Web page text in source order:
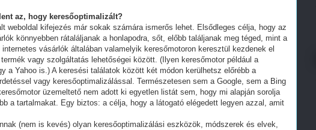
az, hogy keresőoptimalizált?
weboldal kifejezés már sokak számára ismerős lehet. Elsődleges célja, hogy az
könnyebben rátaláljanak a honlapodra, sőt, előbb találjanak meg téged, mint a
vásárlók általában valamelyik keresőmotoron keresztül kezdenek el
vagy szolgáltatás lehetőségei között. (Ilyen keresőmotor például a
a Yahoo is.) A keresési találatok között két módon kerülhetsz előrébb a
vagy keresőoptimalizálással. Természetesen sem a Google, sem a Bing
üzemeltető nem adott ki egyetlen listát sem, hogy mi alapján sorolja
a tartalmakat. Egy biztos: a célja, hogy a látogató elégedett legyen azzal, amit
(nem is kevés) olyan keresőoptimalizálási eszközök, módszerek és elvek,